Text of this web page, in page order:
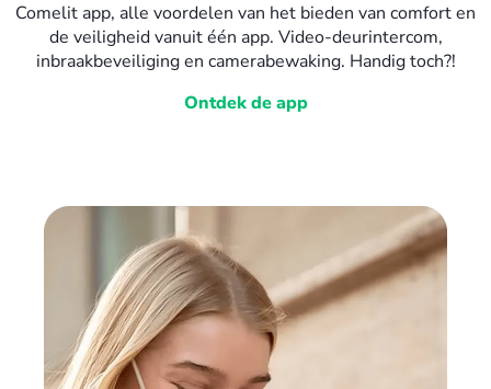
Comelit app, alle voordelen van het bieden van comfort en
de veiligheid vanuit één app. Video-deurintercom,
inbraakbeveiliging en camerabewaking. Handig toch?!
Ontdek de app